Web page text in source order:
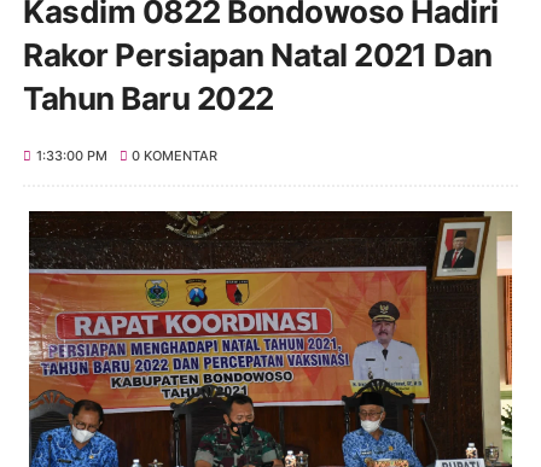
Kasdim 0822 Bondowoso Hadiri
Rakor Persiapan Natal 2021 Dan
Tahun Baru 2022
1:33:00 PM 0 KOMENTAR